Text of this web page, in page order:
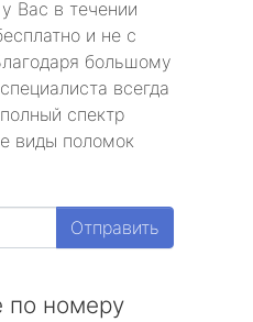
Вас в течении
и не с
большому
всегда
спектр
виды поломок
Отправить
по номеру